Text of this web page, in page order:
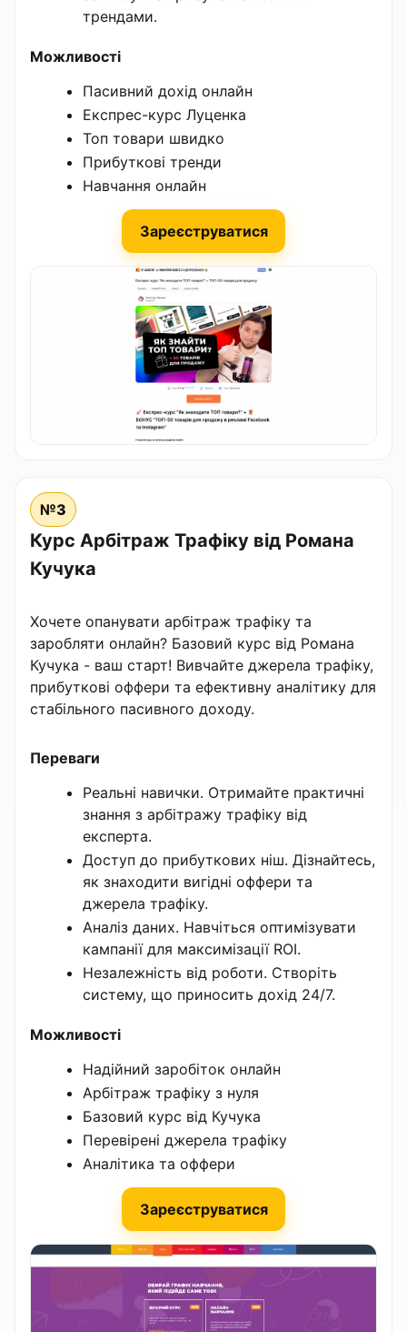
трендами.
Можливості
Пасивний дохід онлайн
Експрес-курс Луценка
Топ товари швидко
Прибуткові тренди
Навчання онлайн
Зареєструватися
№3
Курс Арбітраж Трафіку від Романа
Кучука
Хочете опанувати арбітраж трафіку та
заробляти онлайн? Базовий курс від Романа
Кучука - ваш старт! Вивчайте джерела трафіку,
прибуткові оффери та ефективну аналітику для
стабільного пасивного доходу.
Переваги
Реальні навички. Отримайте практичні
знання з арбітражу трафіку від
експерта.
Доступ до прибуткових ніш. Дізнайтесь,
як знаходити вигідні оффери та
джерела трафіку.
Аналіз даних. Навчіться оптимізувати
кампанії для максимізації ROI.
Незалежність від роботи. Створіть
систему, що приносить дохід 24/7.
Можливості
Надійний заробіток онлайн
Арбітраж трафіку з нуля
Базовий курс від Кучука
Перевірені джерела трафіку
Аналітика та оффери
Зареєструватися